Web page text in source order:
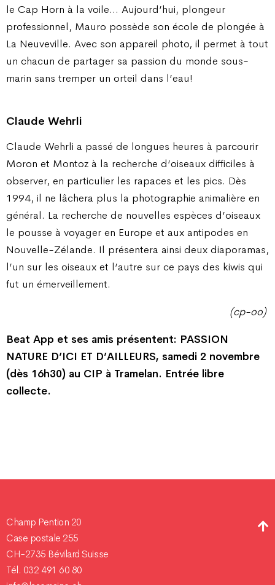
le Cap Horn à la voile… Aujourd’hui, plongeur
professionnel, Mauro possède son école de plongée à
La Neuveville. Avec son appareil photo, il permet à tout
un chacun de partager sa passion du monde sous-
marin sans tremper un orteil dans l’eau!
Claude Wehrli
Claude Wehrli a passé de longues heures à parcourir
Moron et Montoz à la recherche d’oiseaux difficiles à
observer, en particulier les rapaces et les pics. Dès
1994, il ne lâchera plus la photographie animalière en
général. La recherche de nouvelles espèces d’oiseaux
le pousse à voyager en Europe et aux antipodes en
Nouvelle-Zélande. Il présentera ainsi deux diaporamas,
l’un sur les oiseaux et l’autre sur ce pays des kiwis qui
fut un émerveillement.
(cp-oo)
Beat App et ses amis présentent: PASSION
NATURE D’ICI ET D’AILLEURS, samedi 2 novembre
(dès 16h30) au CIP à Tramelan. Entrée libre
collecte.
Champ Pention 20
Case postale 255
CH-2735 Bévilard Suisse
Tél. 032 491 60 80